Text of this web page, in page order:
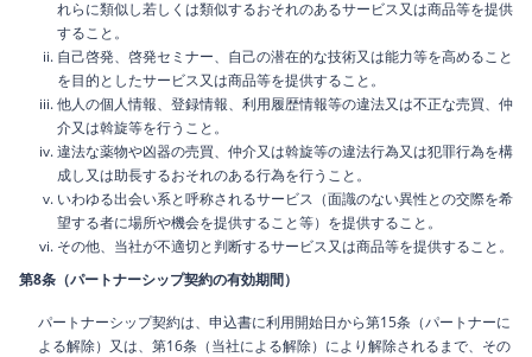
れらに類似し若しくは類似するおそれのあるサービス又は商品等を提供
すること。
自己啓発、啓発セミナー、自己の潜在的な技術又は能力等を高めること
を目的としたサービス又は商品等を提供すること。
他人の個人情報、登録情報、利用履歴情報等の違法又は不正な売買、仲
介又は斡旋等を行うこと。
違法な薬物や凶器の売買、仲介又は斡旋等の違法行為又は犯罪行為を構
成し又は助長するおそれのある行為を行うこと。
いわゆる出会い系と呼称されるサービス（面識のない異性との交際を希
望する者に場所や機会を提供すること等）を提供すること。
その他、当社が不適切と判断するサービス又は商品等を提供すること。
第8条（パートナーシップ契約の有効期間）
パートナーシップ契約は、申込書に利用開始日から第15条（パートナーに
よる解除）又は、第16条（当社による解除）により解除されるまで、その